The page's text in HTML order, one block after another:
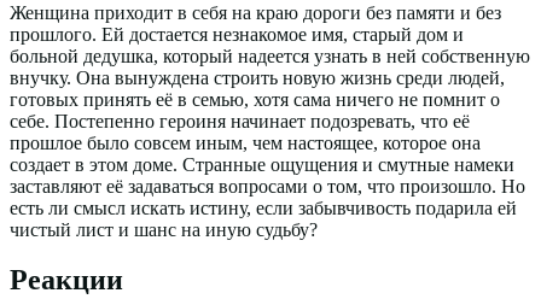
Женщина приходит в себя на краю дороги без памяти и без
прошлого. Ей достается незнакомое имя, старый дом и
больной дедушка, который надеется узнать в ней собственную
внучку. Она вынуждена строить новую жизнь среди людей,
готовых принять её в семью, хотя сама ничего не помнит о
себе. Постепенно героиня начинает подозревать, что её
прошлое было совсем иным, чем настоящее, которое она
создает в этом доме. Странные ощущения и смутные намеки
заставляют её задаваться вопросами о том, что произошло. Но
есть ли смысл искать истину, если забывчивость подарила ей
чистый лист и шанс на иную судьбу?
Реакции